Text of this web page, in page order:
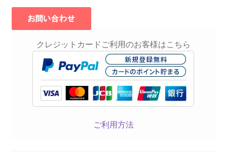
クレジットカードご利用のお客様はこちら
ご利用方法